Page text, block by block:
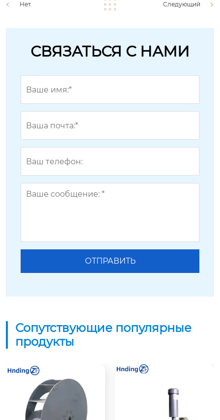
Нет. Следующий
СВЯЗАТЬСЯ С НАМИ
Сопутствующие популярные
продукты